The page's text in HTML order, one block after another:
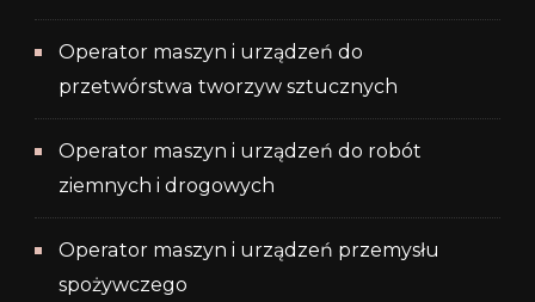
Operator maszyn i urządzeń do
przetwórstwa tworzyw sztucznych
Operator maszyn i urządzeń do robót
ziemnych i drogowych
Operator maszyn i urządzeń przemysłu
spożywczego